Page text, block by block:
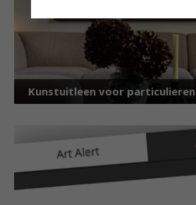
Kunstuitleen voor particulieren